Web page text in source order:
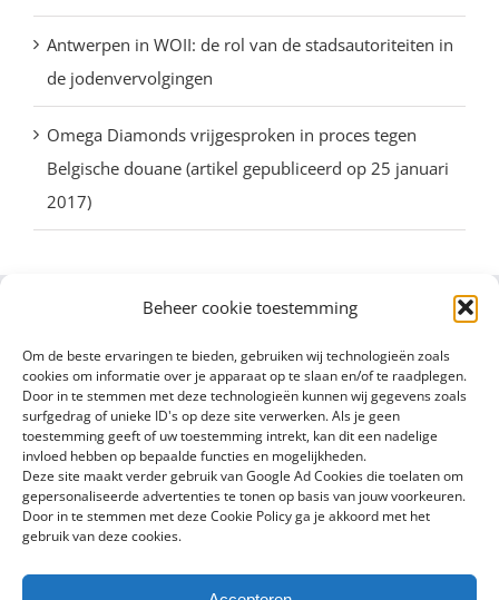
Beheer cookie toestemming
Om de beste ervaringen te bieden, gebruiken wij technologieën zoals
cookies om informatie over je apparaat op te slaan en/of te raadplegen.
Door in te stemmen met deze technologieën kunnen wij gegevens zoals
surfgedrag of unieke ID's op deze site verwerken. Als je geen
toestemming geeft of uw toestemming intrekt, kan dit een nadelige
invloed hebben op bepaalde functies en mogelijkheden.
Deze site maakt verder gebruik van Google Ad Cookies die toelaten om
gepersonaliseerde advertenties te tonen op basis van jouw voorkeuren.
Door in te stemmen met deze Cookie Policy ga je akkoord met het
gebruik van deze cookies.
Antwerpen in WOII: de rol van de stadsautoriteiten in
de jodenvervolgingen
Omega Diamonds vrijgesproken in proces tegen
Belgische douane (artikel gepubliceerd op 25 januari
2017)